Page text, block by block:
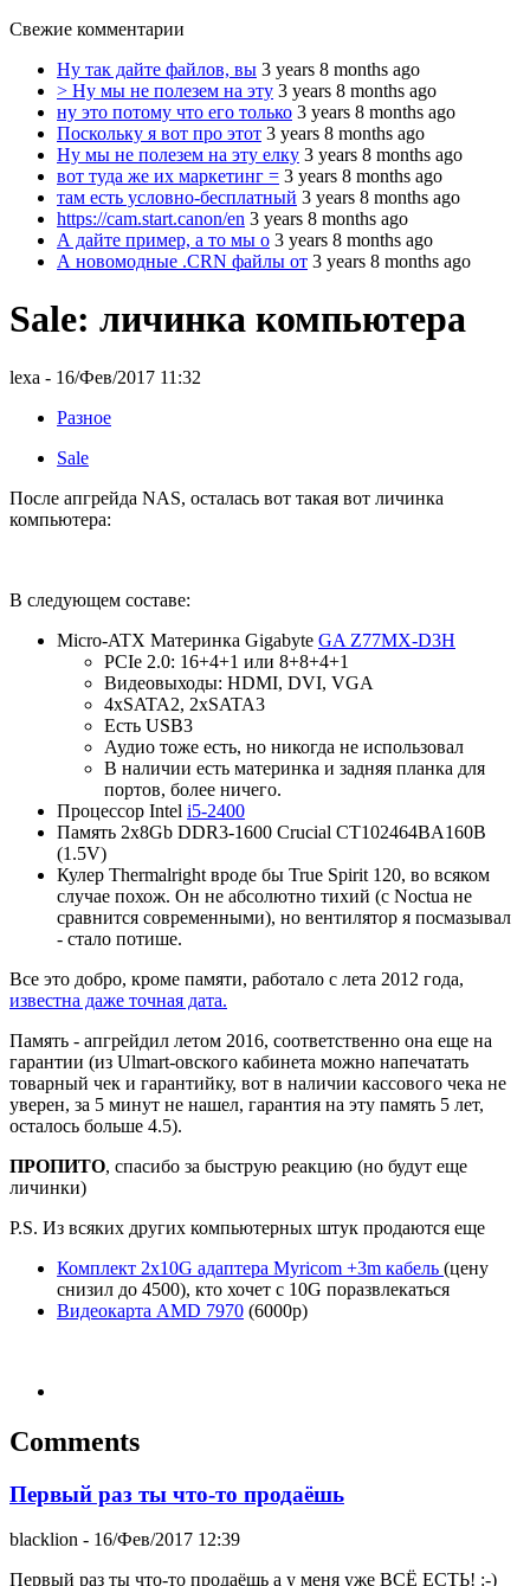
Свежие комментарии
Ну так дайте файлов, вы 3 years 8 months ago
> Ну мы не полезем на эту 3 years 8 months ago
ну это потому что его только 3 years 8 months ago
Поскольку я вот про этот 3 years 8 months ago
Ну мы не полезем на эту елку 3 years 8 months ago
вот туда же их маркетинг = 3 years 8 months ago
там есть условно-бесплатный 3 years 8 months ago
https://cam.start.canon/en 3 years 8 months ago
А дайте пример, а то мы о 3 years 8 months ago
А новомодные .CRN файлы от 3 years 8 months ago
Sale: личинка компьютера
lexa - 16/Фев/2017 11:32
Разное
Sale
После апгрейда NAS, осталась вот такая вот личинка
компьютера:
В следующем составе:
Micro-ATX Материнка Gigabyte GA Z77MX-D3H
PCIe 2.0: 16+4+1 или 8+8+4+1
Видеовыходы: HDMI, DVI, VGA
4xSATA2, 2xSATA3
Есть USB3
Аудио тоже есть, но никогда не использовал
В наличии есть материнка и задняя планка для
портов, более ничего.
Процессор Intel i5-2400
Память 2x8Gb DDR3-1600 Crucial CT102464BA160B
(1.5V)
Кулер Thermalright вроде бы True Spirit 120, во всяком
случае похож. Он не абсолютно тихий (с Noctua не
сравнится современными), но вентилятор я посмазывал
- стало потише.
Все это добро, кроме памяти, работало с лета 2012 года,
известна даже точная дата.
Память - апгрейдил летом 2016, соответственно она еще на
гарантии (из Ulmart-овского кабинета можно напечатать
товарный чек и гарантийку, вот в наличии кассового чека не
уверен, за 5 минут не нашел, гарантия на эту память 5 лет,
осталось больше 4.5).
ПРОПИТО, спасибо за быструю реакцию (но будут еще
личинки)
P.S. Из всяких других компьютерных штук продаются еще
Комплект 2x10G адаптера Myricom +3m кабель (цену
снизил до 4500), кто хочет с 10G поразвлекаться
Видеокарта AMD 7970 (6000р)
Comments
Первый раз ты что-то продаёшь
blacklion - 16/Фев/2017 12:39
Первый раз ты что-то продаёшь а у меня уже ВСЁ ЕСТЬ! :-)